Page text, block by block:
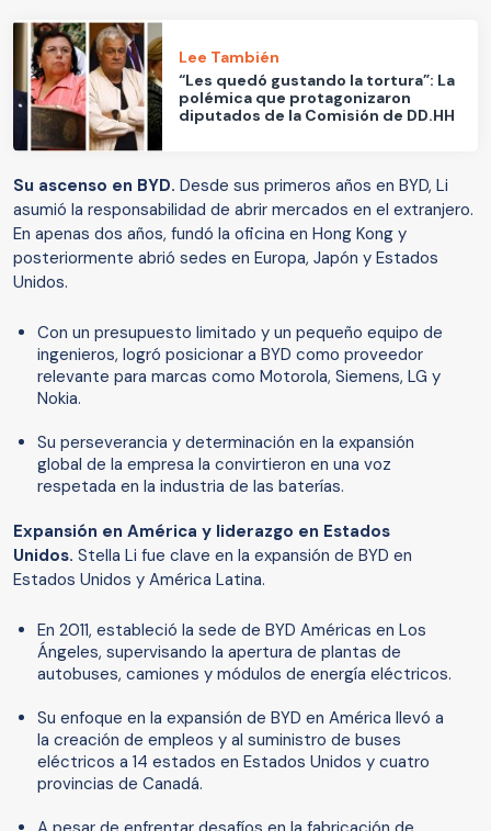
Lee También
“Les quedó gustando la tortura”: La
polémica que protagonizaron
diputados de la Comisión de DD.HH
Su ascenso en BYD. Desde sus primeros años en BYD, Li
asumió la responsabilidad de abrir mercados en el extranjero.
En apenas dos años, fundó la oficina en Hong Kong y
posteriormente abrió sedes en Europa, Japón y Estados
Unidos.
Con un presupuesto limitado y un pequeño equipo de
ingenieros, logró posicionar a BYD como proveedor
relevante para marcas como Motorola, Siemens, LG y
Nokia.
Su perseverancia y determinación en la expansión
global de la empresa la convirtieron en una voz
respetada en la industria de las baterías.
Expansión en América y liderazgo en Estados
Unidos. Stella Li fue clave en la expansión de BYD en
Estados Unidos y América Latina.
En 2011, estableció la sede de BYD Américas en Los
Ángeles, supervisando la apertura de plantas de
autobuses, camiones y módulos de energía eléctricos.
Su enfoque en la expansión de BYD en América llevó a
la creación de empleos y al suministro de buses
eléctricos a 14 estados en Estados Unidos y cuatro
provincias de Canadá.